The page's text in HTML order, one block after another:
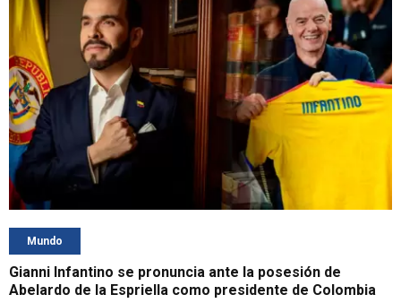
Mundo
Gianni Infantino se pronuncia ante la posesión de
Abelardo de la Espriella como presidente de Colombia